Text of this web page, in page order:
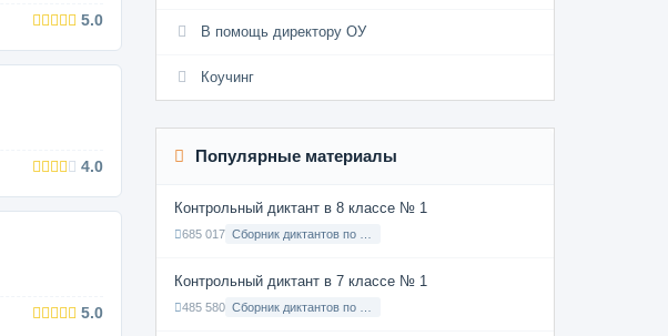
5.0
4.0
5.0
В помощь директору ОУ
Коучинг
Популярные материалы
Контрольный диктант в 8 классе № 1
685 017
Контрольный диктант в 7 классе № 1
485 580